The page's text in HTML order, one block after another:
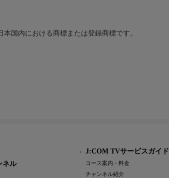
国内における商標または登録商標です。
ネル
J:COM TVサービスガイド
コース案内・料金
チャンネル紹介